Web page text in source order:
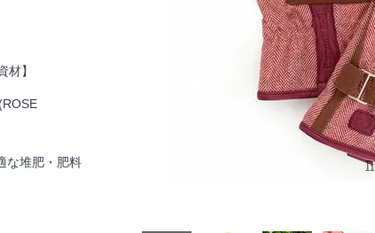
材】
な堆肥・肥料